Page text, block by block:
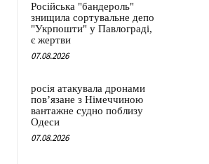
Російська "бандероль"
знищила сортувальне депо
"Укрпошти" у Павлограді,
є жертви
07.08.2026
росія атакувала дронами
пов’язане з Німеччиною
вантажне судно поблизу
Одеси
07.08.2026